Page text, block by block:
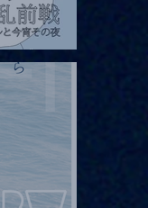
“HALL-IN-